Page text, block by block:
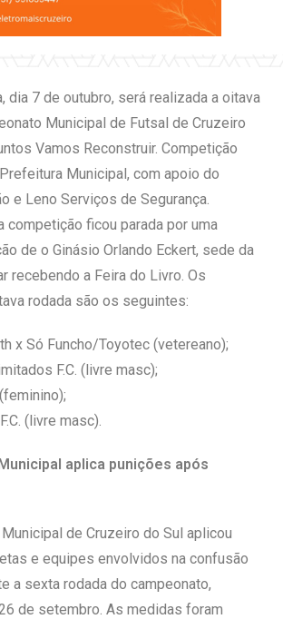
dia 7 de outubro, será realizada a oitava
Municipal de Futsal de Cruzeiro
Vamos Reconstruir. Competição
Municipal, com apoio do
e Leno Serviços de Segurança.
competição ficou parada por uma
de o Ginásio Orlando Eckert, sede da
recebendo a Feira do Livro. Os
rodada são os seguintes:
x Só Funcho/Toyotec (vetereano);
F.C. (livre masc);
(livre masc).
aplica punições após
de Cruzeiro do Sul aplicou
e equipes envolvidos na confusão
a sexta rodada do campeonato,
de setembro. As medidas foram